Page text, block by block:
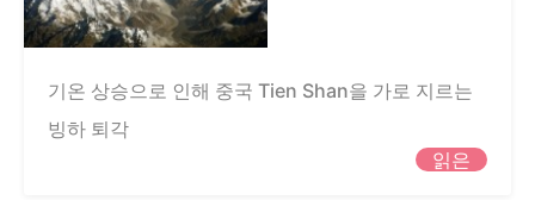
기온 상승으로 인해 중국 Tien Shan을 가로 지르는
빙하 퇴각
읽은